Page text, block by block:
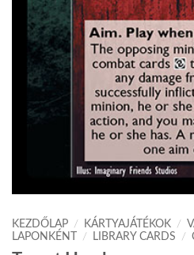
KEZDŐLAP / KÁRTYAJÁTÉKOK /
LAPONKÉNT
/ LIBRARY CARDS /